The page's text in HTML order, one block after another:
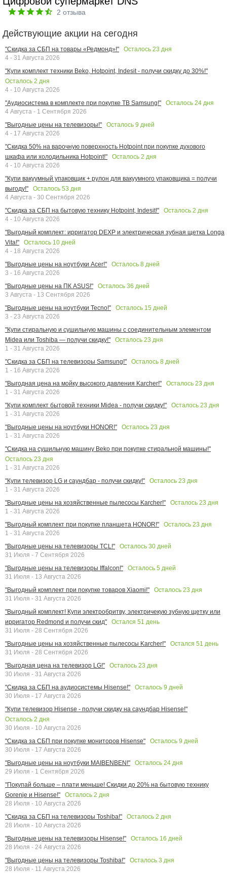
2 отзыва
Действующие акции на сегодня
"Скидка за СБП на товары «Редмонд»!" Осталось 23 дня
4 - 31 Августа 2026
"Купи комплект техники Beko, Hotpoint, Indesit - получи скидку до 30%!"
Осталось 2 дня
4 - 10 Августа 2026
"Аудиосистема в комплекте при покупке ТВ Samsung!"
Осталось 24 дня
4 Августа - 1 Сентября 2026
"Выгодные цены на телевизоры!"
Осталось 9 дней
4 - 17 Августа 2026
"Скидка 50% на варочную поверхность Hotpoint при покупке духового
шкафа или холодильника Hotpoint!"
Осталось 2 дня
4 - 10 Августа 2026
"Купи вакуумный упаковщик + рулон для вакуумного упаковщика = получи
выгоду!"
Осталось 53 дня
4 Августа - 30 Сентября 2026
"Скидка за СБП на бытовую технику Hotpoint, Indesit!"
Осталось 2 дня
4 - 10 Августа 2026
"Выгодный комплект: ирригатор DEXP и электрическая зубная щетка Longa
Vita!"
Осталось 10 дней
4 - 18 Августа 2026
"Выгодные цены на ноутбуки Acer!"
Осталось 8 дней
3 - 16 Августа 2026
"Выгодные цены на ПК ASUS!"
Осталось 36 дней
3 Августа - 13 Сентября 2026
"Выгодные цены на ноутбуки Tecno!"
Осталось 15 дней
3 - 23 Августа 2026
"Купи стиральную и сушильную машины с соединительным элементом
Midea или Toshiba — получи скидку!"
Осталось 23 дня
1 - 31 Августа 2026
"Скидка за СБП на телевизоры Samsung!"
Осталось 8 дней
1 - 16 Августа 2026
"Выгодная цена на мойку высокого давления Karcher!"
Осталось 23 дня
1 - 31 Августа 2026
"Купи комплект бытовой техники Midea - получи скидку!"
Осталось 23 дня
1 - 31 Августа 2026
"Выгодные цены на ноутбуки HONOR!"
Осталось 23 дня
1 - 31 Августа 2026
"Скидка на сушильную машину Beko при покупке стиральной машины!"
Осталось 23 дня
1 - 31 Августа 2026
"Купи телевизор LG и саундбар - получи скидку!"
Осталось 23 дня
1 - 31 Августа 2026
"Выгодные цены на хозяйственные пылесосы Karcher!"
Осталось 23 дня
1 - 31 Августа 2026
"Выгодный комплект при покупке планшета HONOR!"
Осталось 23 дня
1 - 31 Августа 2026
"Выгодные цены на телевизоры TCL!"
Осталось 30 дней
31 Июля - 7 Сентября 2026
"Выгодные цены на телевизоры Iffalcon!"
Осталось 5 дней
31 Июля - 13 Августа 2026
"Выгодный комплект при покупке товаров Xiaomi!"
Осталось 23 дня
31 Июля - 31 Августа 2026
"Выгодный комплект! Купи электробритву, электричекую зубную щетку или
ирригатор Redmond и получи скид"
Остался 51 день
31 Июля - 28 Сентября 2026
"Выгодные цены на хозяйственные пылесосы Karcher!"
Остался 51 день
31 Июля - 28 Сентября 2026
"Выгодная цена на телевизор LG!"
Осталось 23 дня
30 Июля - 31 Августа 2026
"Скидка за СБП на аудиосистемы Hisense!"
Осталось 9 дней
30 Июля - 17 Августа 2026
"Купи телевизор Hisense - получи скидку на саундбар Hisense!"
Осталось 2 дня
30 Июля - 10 Августа 2026
"Скидка за СБП при покупке мониторов Hisense"
Осталось 9 дней
30 Июля - 17 Августа 2026
"Выгодные цены на ноутбуки MAIBENBEN!"
Осталось 24 дня
29 Июля - 1 Сентября 2026
"Покупай больше – плати меньше! Скидки до 20% на бытовую технику
Gorenje и Hisense!"
Осталось 2 дня
28 Июля - 10 Августа 2026
"Скидка за СБП на телевизоры Toshiba!"
Осталось 2 дня
28 Июля - 10 Августа 2026
"Выгодные цены на телевизоры Hisense!"
Осталось 16 дней
28 Июля - 24 Августа 2026
"Выгодные цены на телевизоры Toshiba!"
Осталось 3 дня
28 Июля - 11 Августа 2026